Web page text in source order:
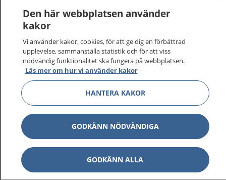
Den här webbplatsen använder
kakor
Vi använder kakor, cookies, för att ge dig en förbättrad
upplevelse, sammanställa statistik och för att viss
nödvändig funktionalitet ska fungera på webbplatsen.
Läs mer om hur vi använder kakor
HANTERA KAKOR
GODKÄNN NÖDVÄNDIGA
GODKÄNN ALLA